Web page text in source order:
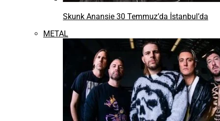
Skunk Anansie 30 Temmuz’da İstanbul’da
METAL